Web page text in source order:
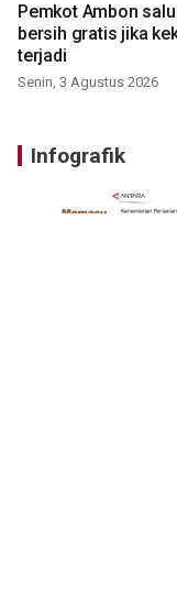
Pemkot Ambon
bersih gratis jika
terjadi
Senin, 3 Agustus 2026
Infografik